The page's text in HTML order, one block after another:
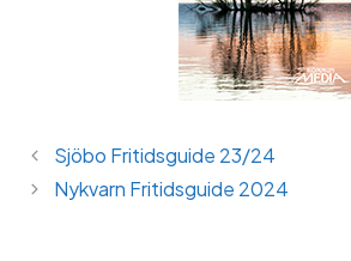
Sjöbo Fritidsguide 23/24
Nykvarn Fritidsguide 2024